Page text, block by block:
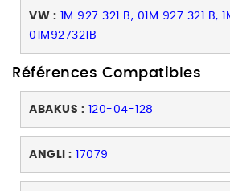
VW :
1M 927 321 B, 01M 927 321 B,
01M927321B
Références Compatibles
ABAKUS : 120-04-128
ANGLI : 17079